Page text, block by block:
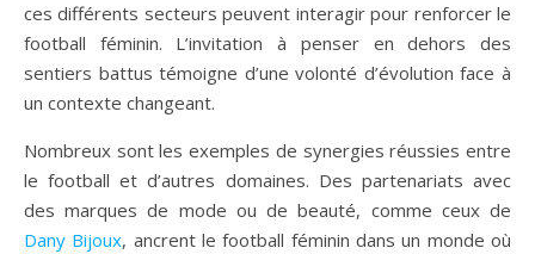
ces différents secteurs peuvent interagir pour renforcer le
football féminin. L’invitation à penser en dehors des
sentiers battus témoigne d’une volonté d’évolution face à
un contexte changeant.
Nombreux sont les exemples de synergies réussies entre
le football et d’autres domaines. Des partenariats avec
des marques de mode ou de beauté, comme ceux de
Dany Bijoux, ancrent le football féminin dans un monde où